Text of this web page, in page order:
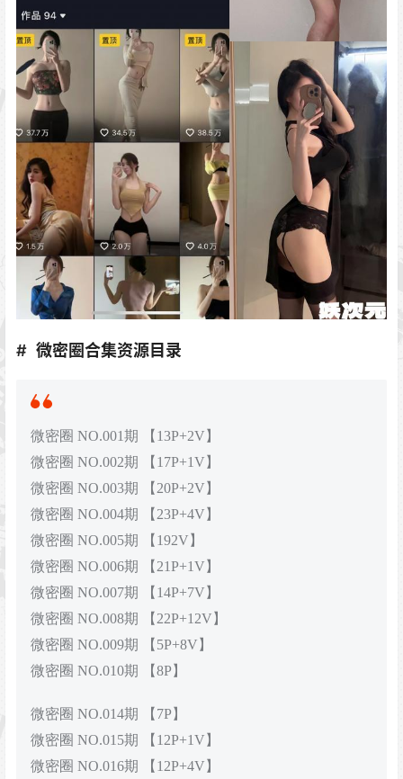
微密圈合集资源目录
微密圈 NO.001期 【13P+2V】
微密圈 NO.002期 【17P+1V】
微密圈 NO.003期 【20P+2V】
微密圈 NO.004期 【23P+4V】
微密圈 NO.005期 【192V】
微密圈 NO.006期 【21P+1V】
微密圈 NO.007期 【14P+7V】
微密圈 NO.008期 【22P+12V】
微密圈 NO.009期 【5P+8V】
微密圈 NO.010期 【8P】
微密圈 NO.014期 【7P】
微密圈 NO.015期 【12P+1V】
微密圈 NO.016期 【12P+4V】